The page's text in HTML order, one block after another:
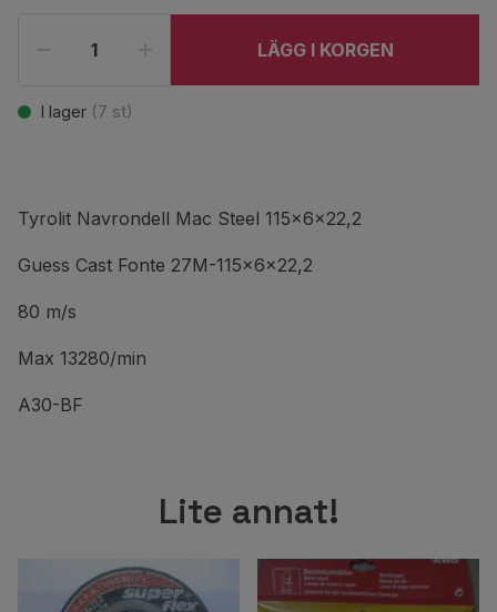
LÄGG I KORGEN
I lager (7 st)
Tyrolit Navrondell Mac Steel 115x6x22,2
Guess Cast Fonte 27M-115x6x22,2
80 m/s
Max 13280/min
A30-BF
Lite annat!